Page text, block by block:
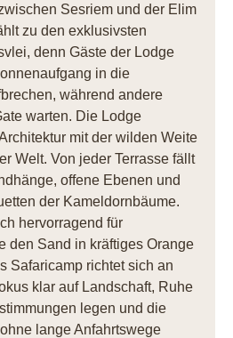
Sesriem und der Elim
zu den exklusivsten
denn Gäste der Lodge
in die
während andere
warten. Die Lodge
mit der wilden Weite
Welt. Von jeder Terrasse fällt
offene Ebenen und
der Kameldornbäume.
hervorragend für
den Sand in kräftiges Orange
Safaricamp richtet sich an
klar auf Landschaft, Ruhe
legen und die
lange Anfahrtswege